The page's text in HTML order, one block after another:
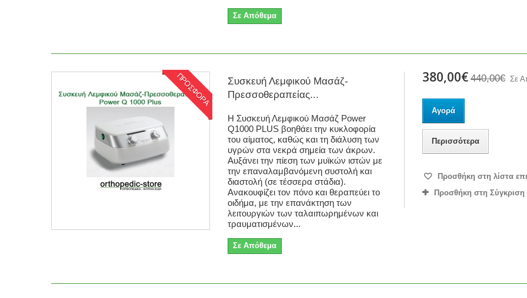
Σε Απόθεμα
ΠΡΟΣΦΟΡΑ
Συσκευή Λεμφικού Μασάζ-
Πρεσσοθεραπείας...
Η Συσκευή Λεμφικού Μασάζ Power
Q1000 PLUS βοηθάει την κυκλοφορία
του αίματος, καθώς και τη διάλυση των
υγρών στα νεκρά σημεία των άκρων.
Αυξάνει την πίεση των μυϊκών ιστών με
την επαναλαμβανόμενη συστολή και
διαστολή (σε τέσσερα στάδια).
Ανακουφίζει τον πόνο και θεραπεύει το
οιδήμα, με την επανάκτηση των
λειτουργιών των ταλαιπωρημένων και
τραυματισμένων...
Σε Απόθεμα
380,00€ 440,00€ Σε
Αγορά
Περισσότερα
Προσθήκη στη λίστα
Προσθήκη στη Σύγκριση